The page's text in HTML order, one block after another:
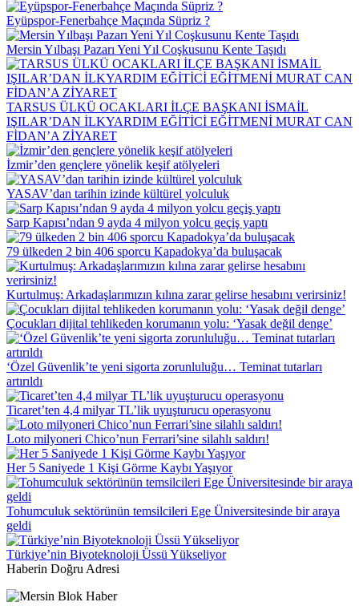
Eyüpspor-Fenerbahçe Maçında Süpriz ?
Mersin Yılbaşı Pazarı Yeni Yıl Coşkusunu Kente Taşıdı
TARSUS ÜLKÜ OCAKLARI İLÇE BAŞKANI İSMAİL
IŞILAR’DAN İLKYARDIM EĞİTİCİ EĞİTMENİ MURAT CAN
FİDAN’A ZİYARET
İzmir’den gençlere yönelik keşif atölyeleri
YASAV’dan tarihin izinde kültürel yolculuk
Sarp Kapısı’ndan 9 ayda 4 milyon yolcu geçiş yaptı
79 ülkeden 2 bin 406 sporcu Kapadokya’da buluşacak
Kurtulmuş: Arkadaşlarımızın kılına zarar gelirse hesabını verirsiniz!
Çocukları dijital tehlikeden korumanın yolu: ‘Yasak değil denge’
‘Özel Güvenlik’te yeni sigorta zorunluluğu… Teminat tutarları
artırıldı
Ticaret’ten 4,4 milyar TL’lik uyuşturucu operasyonu
Loto milyoneri Chico’nun Ferrari’sine silahlı saldırı!
Her 5 Saniyede 1 Kişi Görme Kaybı Yaşıyor
Tohumculuk sektörünün temsilcileri Ege Üniversitesinde bir araya
geldi
Türkiye’nin Biyoteknoloji Üssü Yükseliyor
Haberin Doğru Adresi